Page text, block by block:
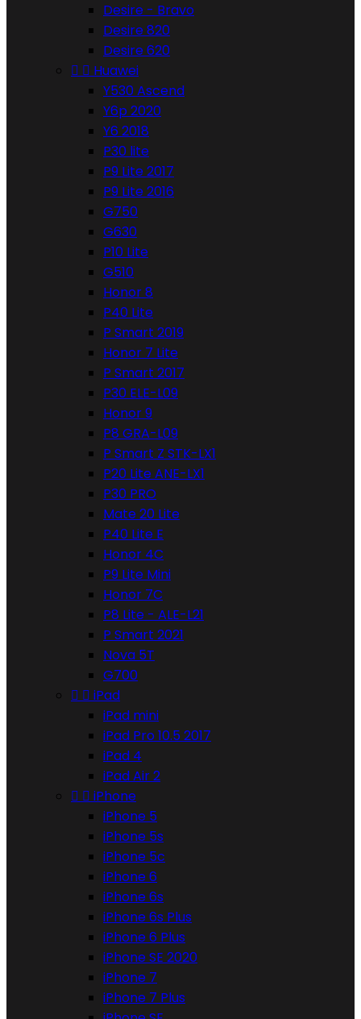
Desire - Bravo
Desire 820
Desire 620
  Huawei
Y530 Ascend
Y6p 2020
Y6 2018
P30 lite
P9 Lite 2017
P9 Lite 2016
G750
G630
P10 Lite
G510
Honor 8
P40 Lite
P Smart 2019
Honor 7 Lite
P Smart 2017
P30 ELE-L09
Honor 9
P8 GRA-L09
P Smart Z STK-LX1
P20 Lite ANE-LX1
P30 PRO
Mate 20 Lite
P40 Lite E
Honor 4C
P9 Lite Mini
Honor 7C
P8 Lite - ALE-L21
P Smart 2021
Nova 5T
G700
  iPad
iPad mini
iPad Pro 10.5 2017
iPad 4
iPad Air 2
  iPhone
iPhone 5
iPhone 5s
iPhone 5c
iPhone 6
iPhone 6s
iPhone 6s Plus
iPhone 6 Plus
iPhone SE 2020
iPhone 7
iPhone 7 Plus